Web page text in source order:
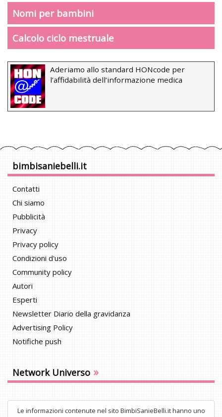
Nomi per bambini
Calcolo ciclo mestruale
Aderiamo allo standard HONcode per
l’affidabilità dell’informazione medica
bimbisaniebelli.it
Contatti
Chi siamo
Pubblicità
Privacy
Privacy policy
Condizioni d'uso
Community policy
Autori
Esperti
Newsletter Diario della gravidanza
Advertising Policy
Notifiche push
Network Universo »
Le informazioni contenute nel sito BimbiSanieBelli.it hanno uno